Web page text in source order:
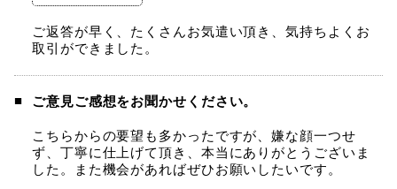
ご返答が早く、たくさんお気遣い頂き、気持ちよくお
取引ができました。
ご意見ご感想をお聞かせください。
こちらからの要望も多かったですが、嫌な顔一つせ
ず、丁寧に仕上げて頂き、本当にありがとうございま
した。また機会があればぜひお願いしたいです。